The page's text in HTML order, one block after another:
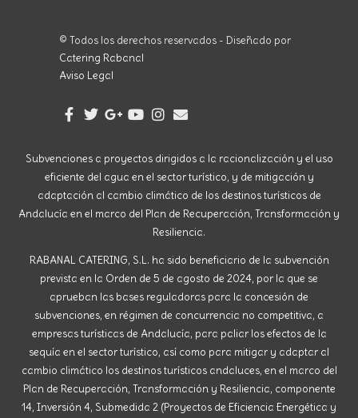
© Todos los derechos reservados - Diseñado por
Catering Rabanal
Aviso Legal
Subvenciones a proyectos dirigidos a la racionalización y el uso
eficiente del agua en el sector turístico, y de mitigación y
adaptación al cambio climático de los destinos turísticos de
Andalucía en el marco del Plan de Recuperación, Transformación y
Resiliencia.
RABANAL CATERING, S.L. ha sido beneficiario de la subvención
prevista en la Orden de 5 de agosto de 2024, por la que se
aprueban las bases reguladoras para la concesión de
subvenciones, en régimen de concurrencia no competitiva, a
empresas turísticas de Andalucía, para paliar los efectos de la
sequía en el sector turístico, así como para mitigar y adaptar al
cambio climático los destinos turísticos andaluces, en el marco del
Plan de Recuperación, Transformación y Resiliencia, componente
14, Inversión 4, Submedida 2 (Proyectos de Eficiencia Energética y